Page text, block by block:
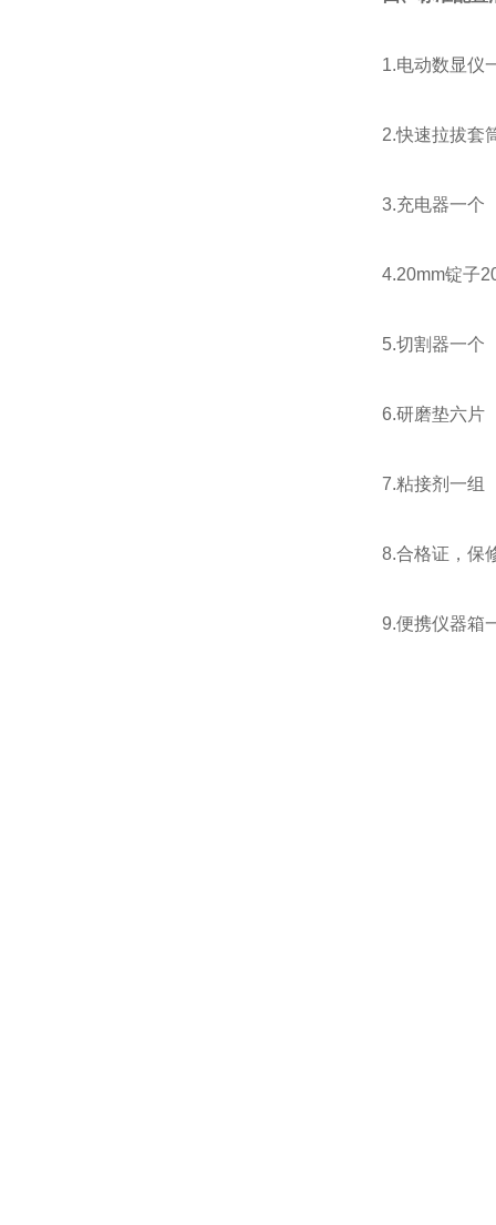
1.电动数显仪
2.快速拉拔套
3.充电器一个
4.20mm锭子
5.切割器一个
6.研磨垫六片
7.粘接剂一组
8.合格证，保
9.便携仪器箱